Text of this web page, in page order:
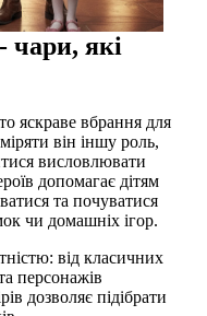
чари, які
яскраве вбрання для
він іншу роль,
висловлювати
допомагає дітям
та почуватися
чи домашніх ігор.
від класичних
персонажів
дозволяє підібрати